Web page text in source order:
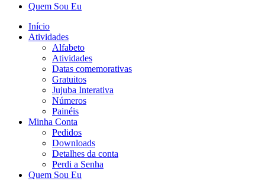
Quem Sou Eu
Início
Atividades
Alfabeto
Atividades
Datas comemorativas
Gratuitos
Jujuba Interativa
Números
Painéis
Minha Conta
Pedidos
Downloads
Detalhes da conta
Perdi a Senha
Quem Sou Eu